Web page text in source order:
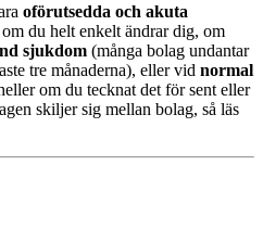
oförutsedda och akuta
du helt enkelt ändrar dig, om
sjukdom (många bolag undantar
tre månaderna), eller vid normal
om du tecknat det för sent eller
skiljer sig mellan bolag, så läs